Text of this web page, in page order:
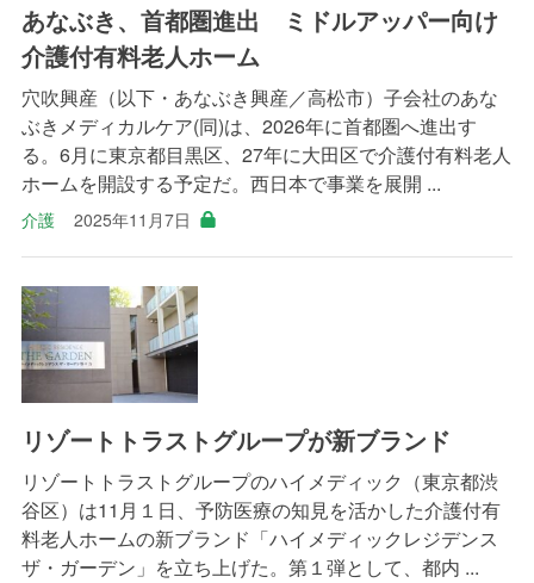
あなぶき、首都圏進出 ミドルアッパー向け
介護付有料老人ホーム
穴吹興産（以下・あなぶき興産／高松市）子会社のあな
ぶきメディカルケア(同)は、2026年に首都圏へ進出す
る。6月に東京都目黒区、27年に大田区で介護付有料老人
ホームを開設する予定だ。西日本で事業を展開 ...
介護 2025年11月7日
リゾートトラストグループが新ブランド
リゾートトラストグループのハイメディック（東京都渋
谷区）は11月１日、予防医療の知見を活かした介護付有
料老人ホームの新ブランド「ハイメディックレジデンス
ザ・ガーデン」を立ち上げた。第１弾として、都内 ...